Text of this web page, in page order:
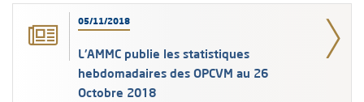
05/11/2018
L'AMMC publie les statistiques
hebdomadaires des OPCVM au 26
Octobre 2018